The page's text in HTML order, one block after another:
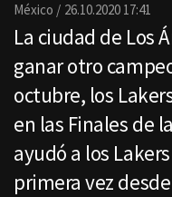
México 26.10.2020 17:41
La ciudad de Los
ganar otro
octubre, los
en las Finales de
ayudó a los
primera vez